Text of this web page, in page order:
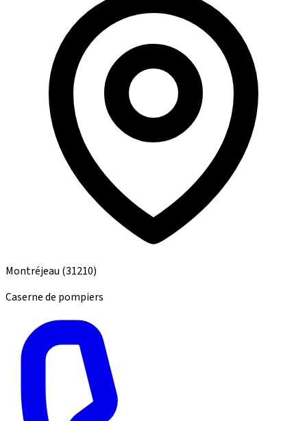
Montréjeau (31210)
Caserne de pompiers